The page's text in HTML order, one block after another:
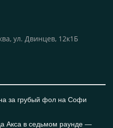
ул. Двинцев, 12к1Б
за грубый фол на Софи
Акса в седьмом раунде —